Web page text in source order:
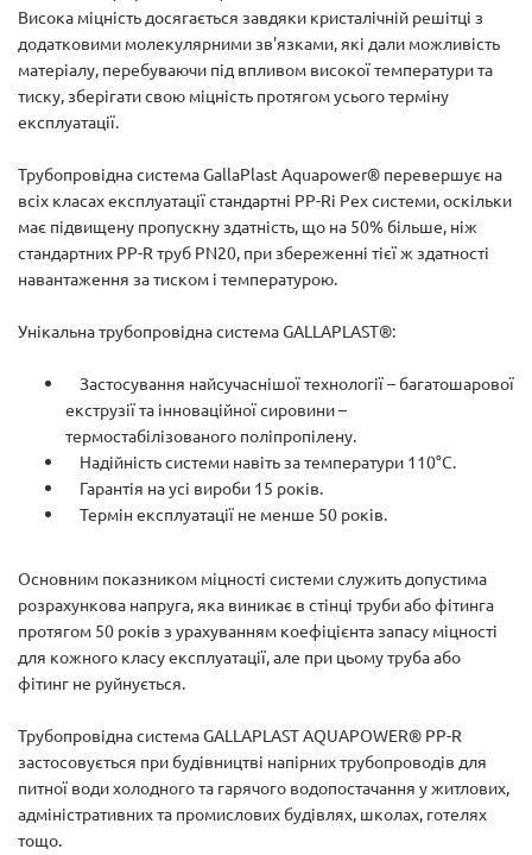
Висока міцність досягається завдяки кристалічній решітці з
додатковими молекулярними зв'язками, які дали можливість
матеріалу, перебуваючи під впливом високої температури та
тиску, зберігати свою міцність протягом усього терміну
експлуатації.
Трубопровідна система GallaPlast Aquapower® перевершує на
всіх класах експлуатації стандартні PP-Rі Pex системи, оскільки
має підвищену пропускну здатність, що на 50% більше, ніж
стандартних PP-R труб PN20, при збереженні тієї ж здатності
навантаження за тиском і температурою.
Унікальна трубопровідна система GALLAPLAST®:
Застосування найсучаснішої технології – багатошарової
екструзії та інноваційної сировини –
термостабілізованого поліпропілену.
Надійність системи навіть за температури 110°С.
Гарантія на усі вироби 15 років.
Термін експлуатації не менше 50 років.
Основним показником міцності системи служить допустима
розрахункова напруга, яка виникає в стінці труби або фітинга
протягом 50 років з урахуванням коефіцієнта запасу міцності
для кожного класу експлуатації, але при цьому труба або
фітинг не руйнується.
Трубопровідна система GALLAPLAST AQUAPOWER® PP-R
застосовується при будівництві напірних трубопроводів для
питної води холодного та гарячого водопостачання у житлових,
адміністративних та промислових будівлях, школах, готелях
тощо.